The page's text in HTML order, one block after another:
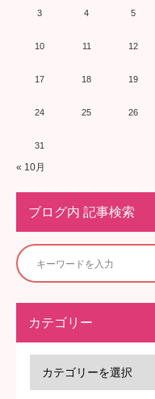
3 4 5
10 11 12
17 18 19
24 25 26
31
« 10月
ブログ内 記事検索
カテゴリー